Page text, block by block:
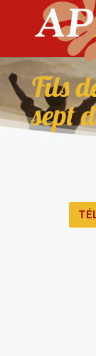
Fils
sept